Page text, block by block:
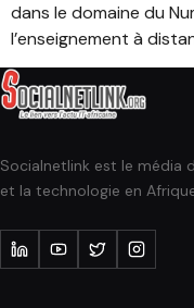
dans le domaine du
l’enseignement à
Socialnetlink est le média
et la technologie en